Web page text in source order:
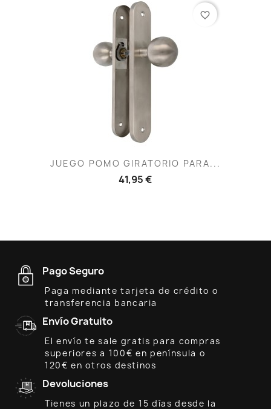
JUEGO POMO GIRATORIO PARA...
41,95 €
favorite_border
Pago Seguro
Paga mediante tarjeta de crédito o
transferencia bancaria
Envío Gratuito
El envío te sale gratis para compras
superiores a 100€ en península o
120€ en otros destinos
Devoluciones
Tienes un plazo de 15 días desde la